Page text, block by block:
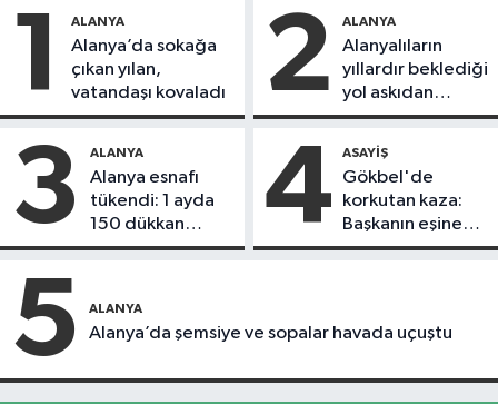
1 ALANYA
Alanya’da sokağa
çıkan yılan,
vatandaşı kovaladı
2 ALANYA
Alanyalıların
yıllardır beklediği
yol askıdan
döndü
3 ALANYA
Alanya esnafı
tükendi: 1 ayda
150 dükkan
kapandı
4 ASAYIŞ
Gökbel'de
korkutan kaza:
Başkanın eşine
motosiklet çarptı
5 ALANYA
Alanya’da şemsiye ve sopalar havada uçuştu